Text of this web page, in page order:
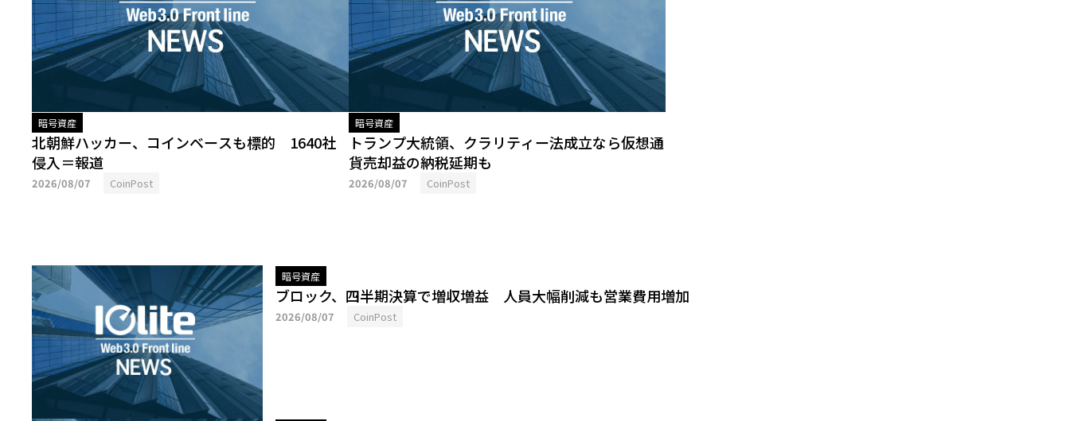
暗号資産
北朝鮮ハッカー、コインベースも標的 1640社
侵入＝報道
2026/08/07 CoinPost
暗号資産
トランプ大統領、クラリティー法成立なら仮想通
貨売却益の納税延期も
2026/08/07 CoinPost
暗号資産
ブロック、四半期決算で増収増益 人員大幅削減も営業費用増加
2026/08/07 CoinPost